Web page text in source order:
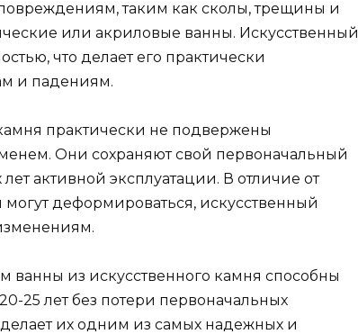
таким как сколы, трещины и
или акриловые ванны. Искусственный
что делает его практически
и падениям.
практически не подвержены
Они сохраняют свой первоначальный
активной эксплуатации. В отличие от
деформироваться, искусственный
ванны из искусственного камня способны
25 лет без потери первоначальных
их одним из самых надежных и